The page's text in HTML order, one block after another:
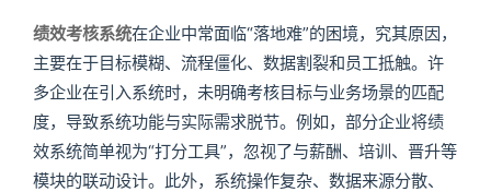
绩效考核系统在企业中常面临“落地难”的困境，究其原因，
主要在于目标模糊、流程僵化、数据割裂和员工抵触。许
多企业在引入系统时，未明确考核目标与业务场景的匹配
度，导致系统功能与实际需求脱节。例如，部分企业将绩
效系统简单视为“打分工具”，忽视了与薪酬、培训、晋升等
模块的联动设计。此外，系统操作复杂、数据来源分散、